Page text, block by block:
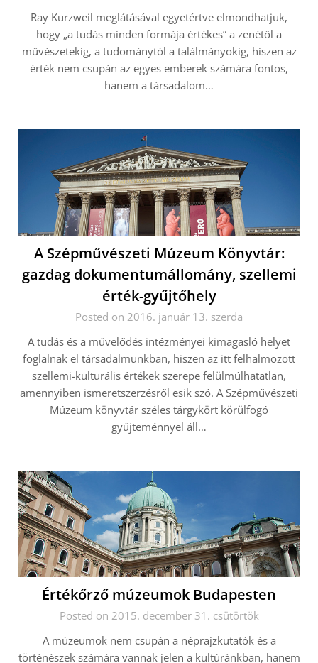
Ray Kurzweil meglátásával egyetértve elmondhatjuk,
hogy „a tudás minden formája értékes” a zenétől a
művészetekig, a tudománytól a találmányokig, hiszen az
érték nem csupán az egyes emberek számára fontos,
hanem a társadalom…
A Szépművészeti Múzeum Könyvtár:
gazdag dokumentumállomány, szellemi
érték-gyűjtőhely
Posted on 2016. január 13. szerda
A tudás és a művelődés intézményei kimagasló helyet
foglalnak el társadalmunkban, hiszen az itt felhalmozott
szellemi-kulturális értékek szerepe felülmúlhatatlan,
amennyiben ismeretszerzésről esik szó. A Szépművészeti
Múzeum könyvtár széles tárgykört körülfogó
gyűjteménnyel áll…
Értékőrző múzeumok Budapesten
Posted on 2015. december 31. csütörtök
A múzeumok nem csupán a néprajzkutatók és a
történészek számára vannak jelen a kultúránkban, hanem